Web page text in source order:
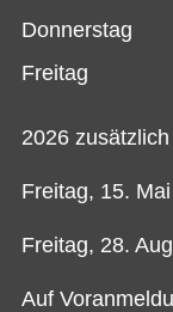
Donnerstag
Freitag
2026
Freitag, 15.
Freitag, 28.
Auf